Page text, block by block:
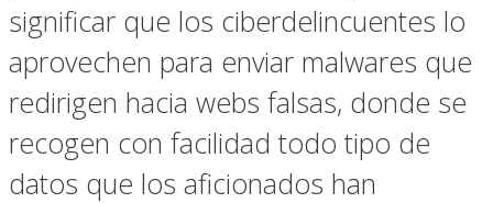
significar que los ciberdelincuentes lo
aprovechen para enviar malwares que
redirigen hacia webs falsas, donde se
recogen con facilidad todo tipo de
datos que los aficionados han